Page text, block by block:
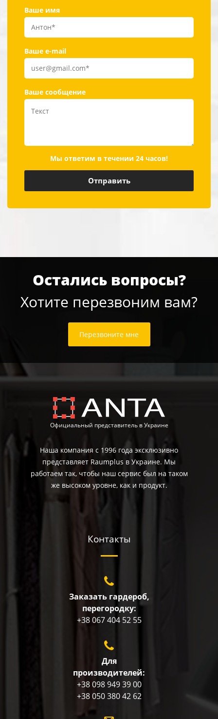
Ваше имя
Ваше e-mail
Ваше сообщение
Мы ответим в течении 24 часов!
Остались вопросы?
Хотите перезвоним вам?
Перезвоните мне
Официальный представитель в Украине
Наша компания с 1996 года эксклюзивно
представляет Raumplus в Украине. Мы
работаем так, чтобы наш сервис был на таком
же высоком уровне, как и продукт.
Контакты
Заказать гардероб,
перегородку:
+38 067 404 52 55
Для
производителей:
+38 098 949 39 00
+38 050 380 42 62